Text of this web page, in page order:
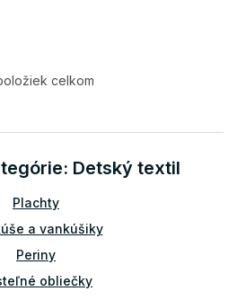
O
á
d
a
i
e
p
r
v
k
celkom
Detský textil
Plachty
a vankúšiky
Periny
obliečky